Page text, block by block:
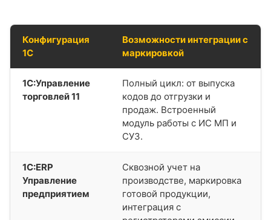
Конфигурация
1С
Возможности интеграции с
маркировкой
1С:Управление
торговлей 11
Полный цикл: от выпуска
кодов до отгрузки и
продаж. Встроенный
модуль работы с ИС МП и
СУЗ.
1С:ERP
Управление
предприятием
Сквозной учет на
производстве, маркировка
готовой продукции,
интеграция с